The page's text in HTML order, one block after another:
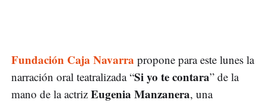
Fundación Caja Navarra propone para este lunes la
narración oral teatralizada “Si yo te contara” de la
mano de la actriz Eugenia Manzanera, una